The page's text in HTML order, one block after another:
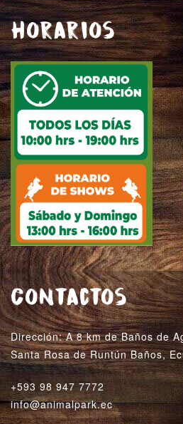
Horarios
Contactos
Dirección: A 8 km de Baños de
Santa Rosa de Runtún Baños,
+593 98 947 7772
info@animalpark.ec